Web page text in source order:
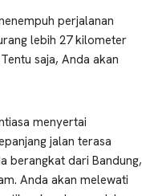
perjalanan
lebih 27 kilometer
saja, Anda akan
menyertai
jalan terasa
berangkat dari Bandung,
Anda akan melewati